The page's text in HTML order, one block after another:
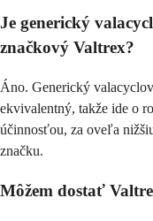
Je generický
značkový Valtrex?
Áno. Generický
ekvivalentný, takže ide o
účinnosťou, za oveľa
značku.
Môžem dostať